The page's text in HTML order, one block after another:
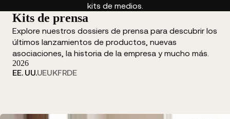
kits de medios.
Kits de prensa
Explore nuestros dossiers de prensa para descubrir los
últimos lanzamientos de productos, nuevas
asociaciones, la historia de la empresa y mucho más.
2026
EE. UU.UEUKFRDE